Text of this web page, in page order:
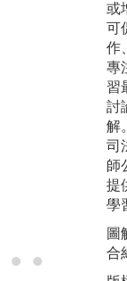
或
可
作
專
習
討
解
司
師
提
學
圖
合